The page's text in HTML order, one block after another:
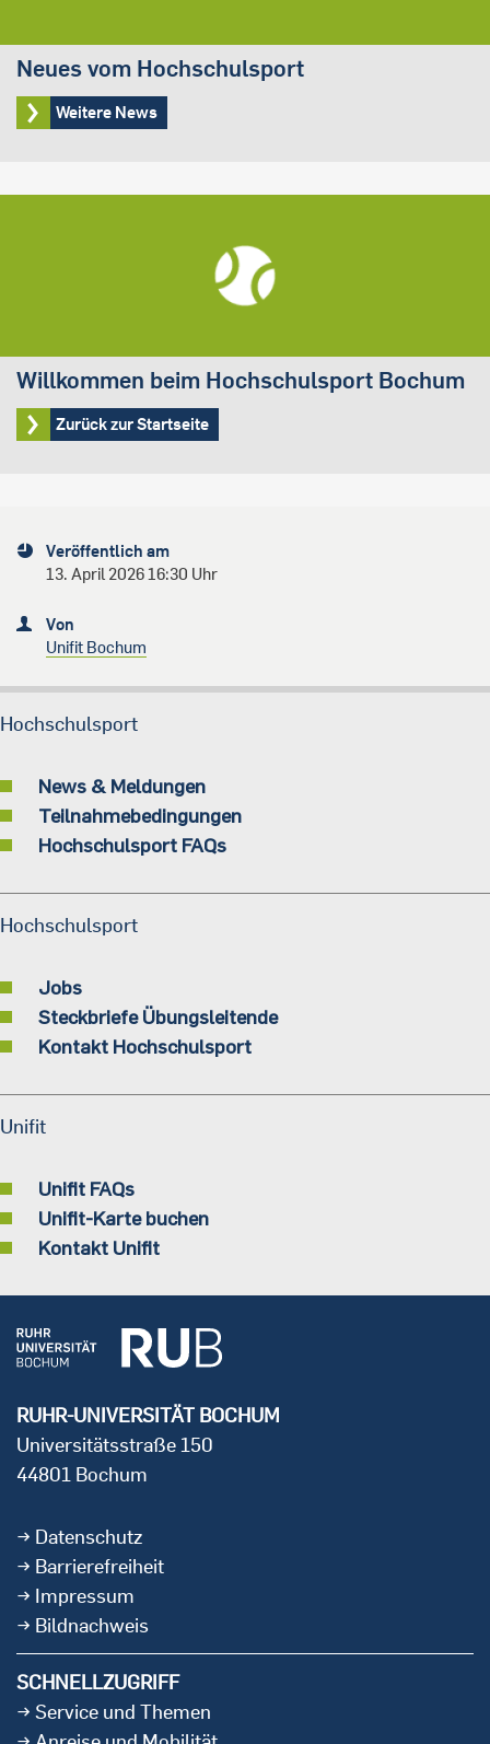
Neues vom Hochschulsport
Weitere News
Willkommen beim Hochschulsport Bochum
Zurück zur Startseite
Veröffentlich am
13. April 2026 16:30 Uhr
Von
Unifit Bochum
Hochschulsport
News & Meldungen
Teilnahmebedingungen
Hochschulsport FAQs
Hochschulsport
Jobs
Steckbriefe Übungsleitende
Kontakt Hochschulsport
Unifit
Unifit FAQs
Unifit-Karte buchen
Kontakt Unifit
RUHR-UNIVERSITÄT BOCHUM
Universitätsstraße 150
44801 Bochum
Datenschutz
Barrierefreiheit
Impressum
Bildnachweis
SCHNELLZUGRIFF
Service und Themen